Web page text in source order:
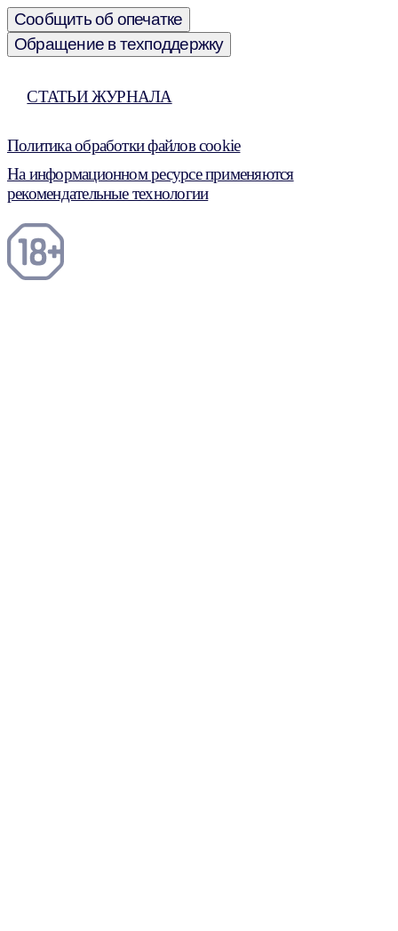
Сообщить об опечатке
Обращение в техподдержку
СТАТЬИ ЖУРНАЛА
Политика обработки файлов cookie
На информационном ресурсе применяются
рекомендательные технологии